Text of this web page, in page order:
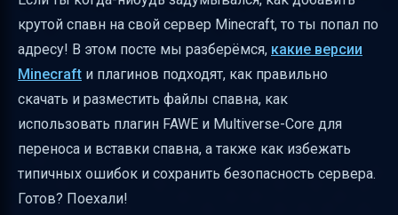
Нужно ли создавать папку spawn и где её
размещать
Требования к серверу перед установкой
плагинов
Порядок установки плагинов и перезапуск
сервера
Как импортировать мир спавна через
крутой спавн на свой сервер Minecraft, то ты попал по
адресу! В этом посте мы разберёмся, какие версии
Minecraft и плагинов подходят, как правильно
скачать и разместить файлы спавна, как
использовать плагин FAWE и Multiverse-Core для
переноса и вставки спавна, а также как избежать
типичных ошибок и сохранить безопасность сервера.
Готов? Поехали!